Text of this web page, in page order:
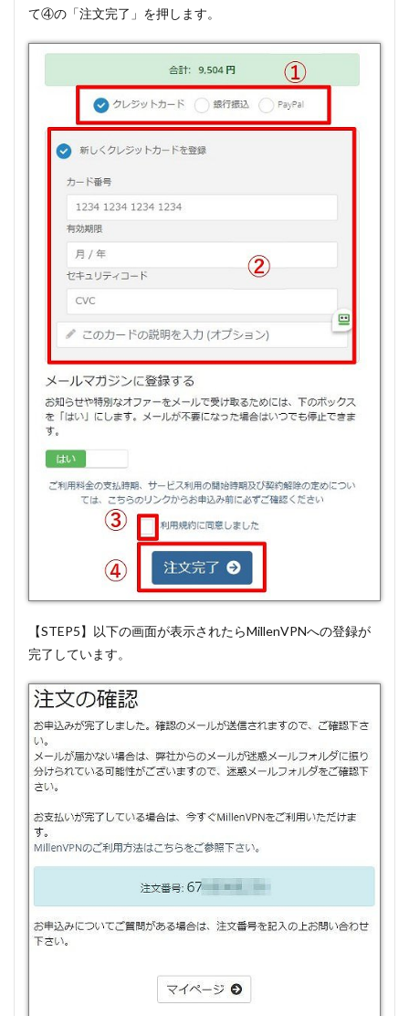
て④の「注文完了」を押します。
【STEP5】以下の画面が表示されたらMillenVPNへの登録が
完了しています。